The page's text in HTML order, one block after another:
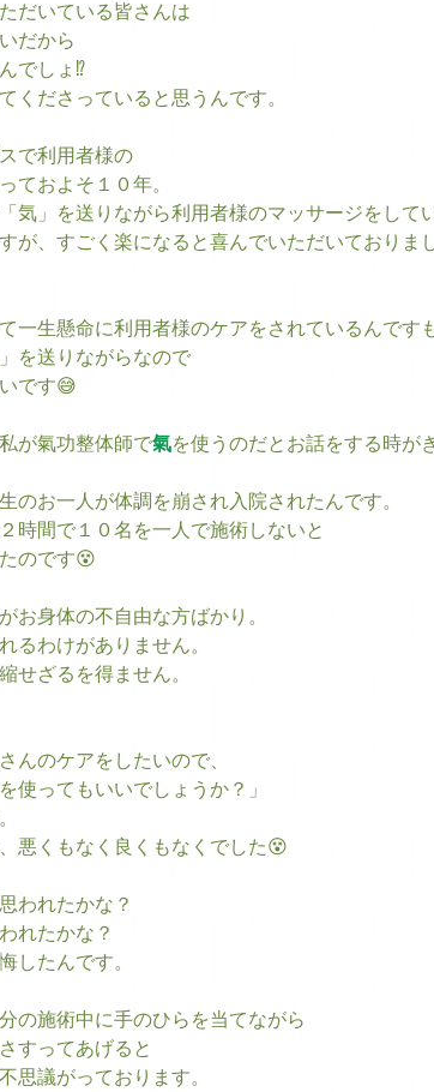
だいている皆さんは
だから
でしょ⁉️
くださっていると思うんです。
で利用者様の
ておよそ１０年。
気」を送りながら利用者様のマッサージをして
が、すごく楽になると喜んでいただいておりまし
一生懸命に利用者様のケアをされているんですも
を送りながらなので
です😅
が氣功整体師で氣を使うのだとお話をする時が
のお一人が体調を崩され入院されたんです。
時間で１０名を一人で施術しないと
のです😵
お身体の不自由な方ばかり。
るわけがありません。
せざるを得ません。
んのケアをしたいので、
使ってもいいでしょうか？」
悪くもなく良くもなくでした😵
われたかな？
れたかな？
したんです。
の施術中に手のひらを当てながら
すってあげると
思議がっております。